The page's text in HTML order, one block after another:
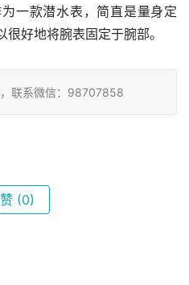
一款潜水表，简直是量身定
好地将腕表固定于腕部。
联系微信：98707858
赞 (0)